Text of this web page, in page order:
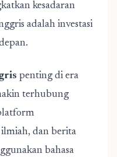
kesadaran
adalah investasi
penting di era
terhubung
dan berita
bahasa